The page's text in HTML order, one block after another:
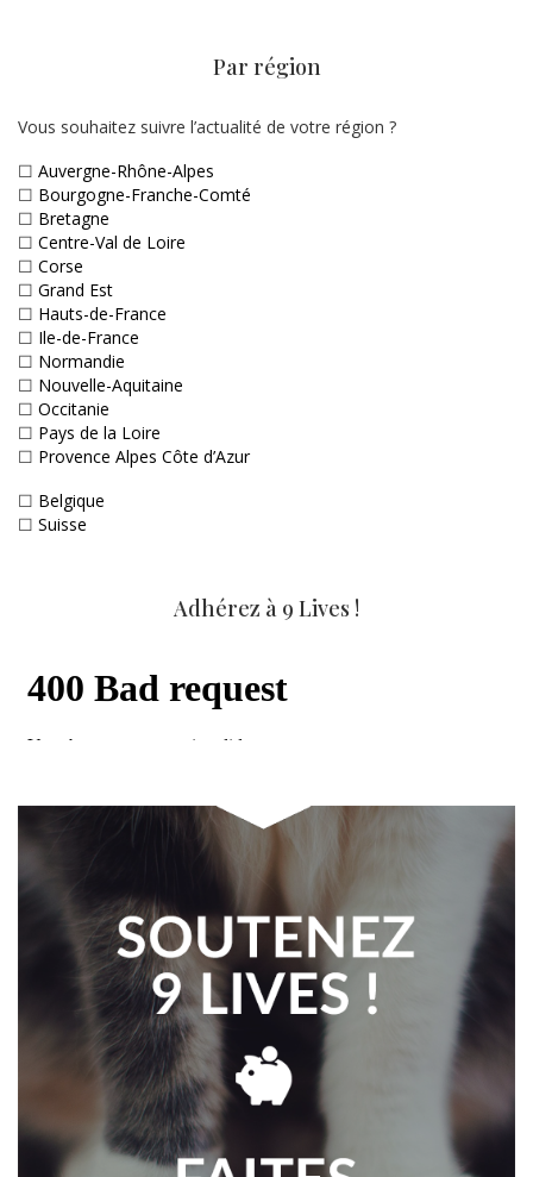
Par région
Vous souhaitez suivre l’actualité de votre région ?
☐ Auvergne-Rhône-Alpes
☐ Bourgogne-Franche-Comté
☐ Bretagne
☐ Centre-Val de Loire
☐ Corse
☐ Grand Est
☐ Hauts-de-France
☐ Ile-de-France
☐ Normandie
☐ Nouvelle-Aquitaine
☐ Occitanie
☐ Pays de la Loire
☐ Provence Alpes Côte d’Azur
☐ Belgique
☐ Suisse
Adhérez à 9 Lives !